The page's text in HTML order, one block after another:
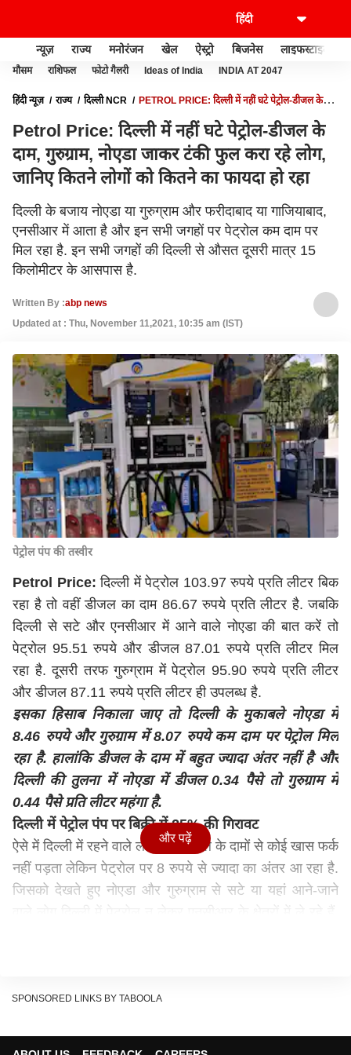
न्यूज़ राज्य मनोरंजन खेल ऐस्ट्रो बिजनेस लाइफस्टाइल
मौसम राशिफल फोटो गैलरी Ideas of India INDIA AT 2047
हिंदी न्यूज़ राज्य दिल्ली NCR
PETROL PRICE: दिल्ली में नहीं घटे पेट्रोल-डीजल के
रहा
Petrol Price: दिल्ली में नहीं घटे पेट्रोल-डीजल के
दाम, गुरुग्राम, नोएडा जाकर टंकी फुल करा रहे लोग,
जानिए कितने लोगों को कितने का फायदा हो रहा
दिल्ली के बजाय नोएडा या गुरुग्राम और फरीदाबाद या गाजियाबाद,
एनसीआर में आता है और इन सभी जगहों पर पेट्रोल कम दाम पर
मिल रहा है. इन सभी जगहों की दिल्ली से औसत दूसरी मात्र 15
किलोमीटर के आसपास है.
Written By :abp news
Updated at : Thu, November 11,2021, 10:35 am (IST)
पेट्रोल पंप की तस्वीर
Petrol Price: दिल्ली में पेट्रोल 103.97 रुपये प्रति लीटर बिक
रहा है तो वहीं डीजल का दाम 86.67 रुपये प्रति लीटर है. जबकि
दिल्ली से सटे और एनसीआर में आने वाले नोएडा की बात करें तो
पेट्रोल 95.51 रुपये और डीजल 87.01 रुपये प्रति लीटर मिल
रहा है. दूसरी तरफ गुरुग्राम में पेट्रोल 95.90 रुपये प्रति लीटर
और डीजल 87.11 रुपये प्रति लीटर ही उपलब्ध है.
इसका हिसाब निकाला जाए तो दिल्ली के मुकाबले नोएडा में
8.46 रुपये और गुरुग्राम में 8.07 रुपये कम दाम पर पेट्रोल मिल
रहा है. हालांकि डीजल के दाम में बहुत ज्यादा अंतर नहीं है और
दिल्ली की तुलना में नोएडा में डीजल 0.34 पैसे तो गुरुग्राम में
0.44 पैसे प्रति लीटर महंगा है.
दिल्ली में पेट्रोल पंप पर बिक्री में 25% की गिरावट
ऐसे में दिल्ली में रहने वाले लोगों पर डीजल के दामों से कोई खास फर्क
नहीं पड़ता लेकिन पेट्रोल पर 8 रुपये से ज्यादा का अंतर आ रहा है.
जिसको देखते हुए नोएडा और गुरुग्राम से सटे या यहां आने-जाने
दिल्ली के बजाय नोएडा या गुरुग्राम और फरीदाबाद या गाजियाबाद,
और पढ़ें
SPONSORED LINKS BY TABOOLA